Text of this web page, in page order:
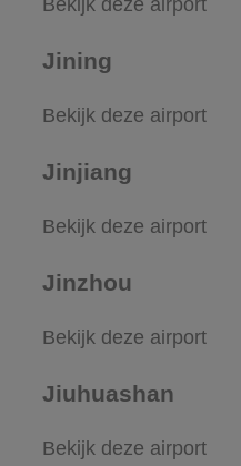
Jining
Bekijk deze airport
Jinjiang
Bekijk deze airport
Jinzhou
Bekijk deze airport
Jiuhuashan
Bekijk deze airport